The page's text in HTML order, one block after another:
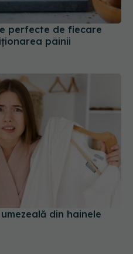
pâinii
din hainele